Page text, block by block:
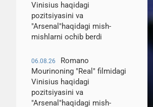
Vinisius haqidagi
pozitsiyasini va
"Arsenal"haqidagi mish-
mishlarni ochib berdi
06.08.26
Romano
Mourinoning "Real" filmidagi
Vinisius haqidagi
pozitsiyasini va
"Arsenal"haqidagi mish-